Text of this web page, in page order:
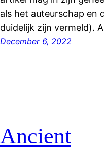
als het auteurschap en
duidelijk zijn vermeld).
December 6, 2022
Ancient